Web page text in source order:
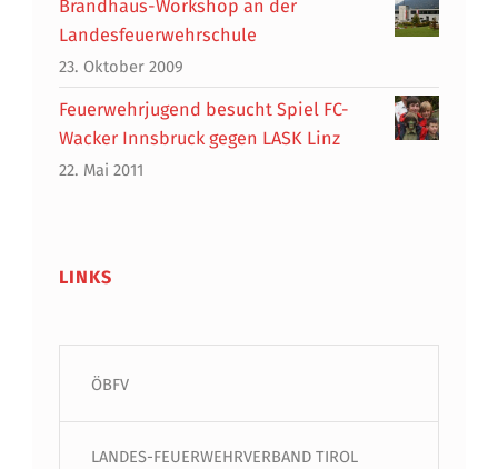
Brandhaus-Workshop an der
Landesfeuerwehrschule
23. Oktober 2009
Feuerwehrjugend besucht Spiel FC-
Wacker Innsbruck gegen LASK Linz
22. Mai 2011
LINKS
ÖBFV
LANDES-FEUERWEHRVERBAND TIROL